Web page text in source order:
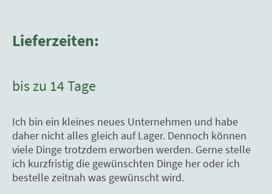
Lieferzeiten:
bis zu 14 Tage
Ich bin ein kleines neues Unternehmen und habe
daher nicht alles gleich auf Lager. Dennoch können
viele Dinge trotzdem erworben werden. Gerne stelle
ich kurzfristig die gewünschten Dinge her oder ich
bestelle zeitnah was gewünscht wird.